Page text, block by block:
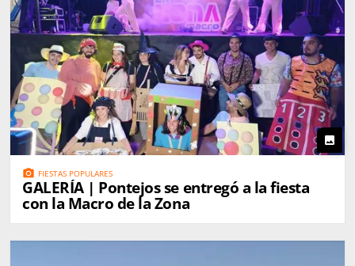
photo
photo_camera FIESTAS POPULARES
GALERÍA | Pontejos se entregó a la fiesta
con la Macro de la Zona